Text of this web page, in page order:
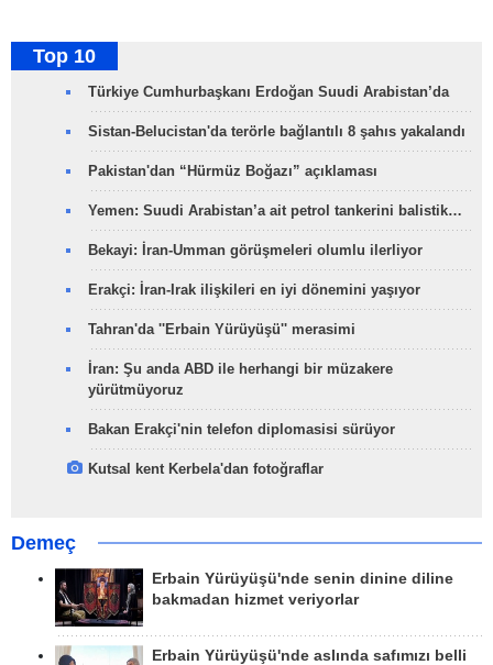
Top 10
Türkiye Cumhurbaşkanı Erdoğan Suudi Arabistan’da
Sistan-Belucistan'da terörle bağlantılı 8 şahıs yakalandı
Pakistan'dan “Hürmüz Boğazı” açıklaması
Yemen: Suudi Arabistan’a ait petrol tankerini balistik…
Bekayi: İran-Umman görüşmeleri olumlu ilerliyor
Erakçi: İran-Irak ilişkileri en iyi dönemini yaşıyor
Tahran'da ''Erbain Yürüyüşü'' merasimi
İran: Şu anda ABD ile herhangi bir müzakere
yürütmüyoruz
Bakan Erakçi'nin telefon diplomasisi sürüyor
Kutsal kent Kerbela'dan fotoğraflar
Demeç
Erbain Yürüyüşü'nde senin dinine diline
bakmadan hizmet veriyorlar
Erbain Yürüyüşü'nde aslında safımızı belli